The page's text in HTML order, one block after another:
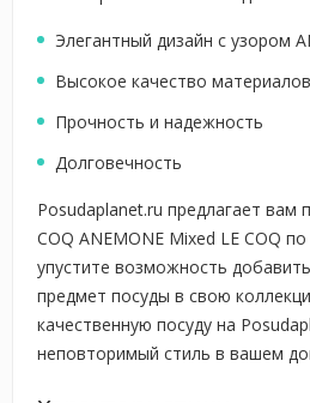
Элегантный дизайн с узором
Высокое качество материалов
Прочность и надежность
Долговечность
Posudaplanet.ru предлагает вам
COQ ANEMONE Mixed LE COQ
упустите возможность
предмет посуды в свою
качественную посуду на
неповторимый стиль в вашем